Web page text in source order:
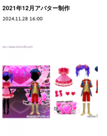
2021年12月アバター制作
2024.11.28 16:00